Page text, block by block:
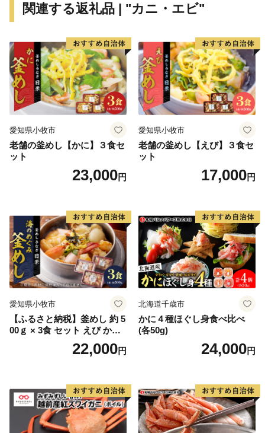
関連する返礼品 | "カニ・エビ"
愛知県小牧市
老舗の釜めし【かに】３食セ
ット
23,000円
愛知県小牧市
老舗の釜めし【えび】３食セ
ット
17,000円
愛知県小牧市
【ふるさと納税】釜めし 約 5
00ｇ × 3食 セット えび かに
海のめぐみ 老舗 急速冷凍 レ
ンチン 時短 簡単調理 食品 加
せグルメ 愛知県 小牧市 送料
無料
22,000円
北海道千歳市
かに４種ほぐし身食べ比べ
(各50g)
24,000円